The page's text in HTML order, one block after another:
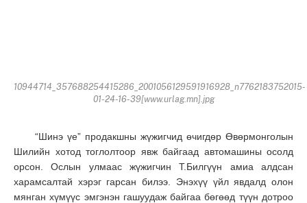
10944714_357688254415286_2001056129591916928_n7762183752015-
01-24-16-39[www.urlag.mn].jpg
“Шинэ үе” продакшны жүжигчид өчигдөр Өвөрмонголын
Шилийн хотод тоглолтоор явж байгаад автомашины осолд
орсон. Ослын улмаас жүжигчин Т.Билгүүн амиа алдсан
харамсалтай хэрэг гарсан билээ. Энэхүү үйл явдалд олон
мянган хүмүүс эмгэнэн гашуудаж байгаа бөгөөд түүн дотроо